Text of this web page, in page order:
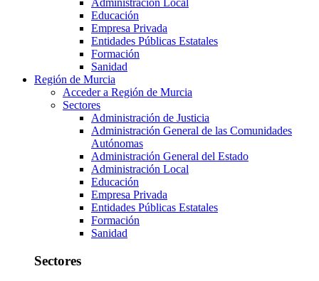
Administración Local
Educación
Empresa Privada
Entidades Públicas Estatales
Formación
Sanidad
Región de Murcia
Acceder a Región de Murcia
Sectores
Administración de Justicia
Administración General de las Comunidades
Autónomas
Administración General del Estado
Administración Local
Educación
Empresa Privada
Entidades Públicas Estatales
Formación
Sanidad
Sectores